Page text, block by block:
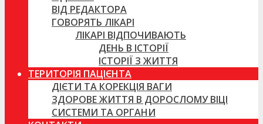
ВІД РЕДАКТОРА
ГОВОРЯТЬ ЛІКАРІ
ЛІКАРІ ВІДПОЧИВАЮТЬ
ДЕНЬ В ІСТОРІЇ
ІСТОРІЇ З ЖИТТЯ
ТЕРИТОРІЯ ПАЦІЄНТА
ДІЄТИ ТА КОРЕКЦІЯ ВАГИ
ЗДОРОВЕ ЖИТТЯ В ДОРОСЛОМУ ВІЦІ
СИСТЕМИ ТА ОРГАНИ